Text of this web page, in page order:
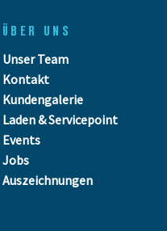
ÜBER UNS
Unser Team
Kontakt
Kundengalerie
Laden & Servicepoint
Events
Jobs
Auszeichnungen